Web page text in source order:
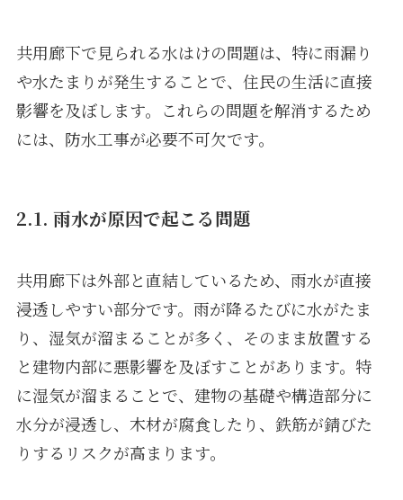
共用廊下で見られる水はけの問題は、特に雨漏り
や水たまりが発生することで、住民の生活に直接
影響を及ぼします。これらの問題を解消するため
には、防水工事が必要不可欠です。
2.1. 雨水が原因で起こる問題
共用廊下は外部と直結しているため、雨水が直接
浸透しやすい部分です。雨が降るたびに水がたま
り、湿気が溜まることが多く、そのまま放置する
と建物内部に悪影響を及ぼすことがあります。特
に湿気が溜まることで、建物の基礎や構造部分に
水分が浸透し、木材が腐食したり、鉄筋が錆びた
りするリスクが高まります。